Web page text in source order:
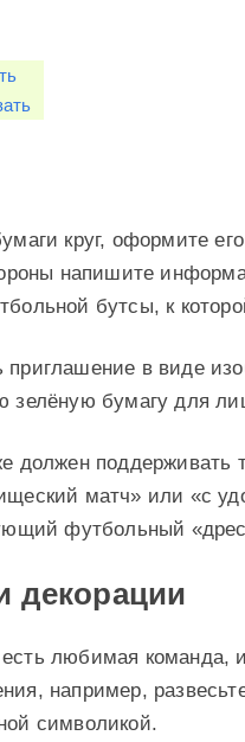
круг, оформите
напишите
бутсы, к
в виде
зелёную бумагу для
должен поддерживать
матч» или «с
футбольный
декорации
любимая команда,
например,
символикой.